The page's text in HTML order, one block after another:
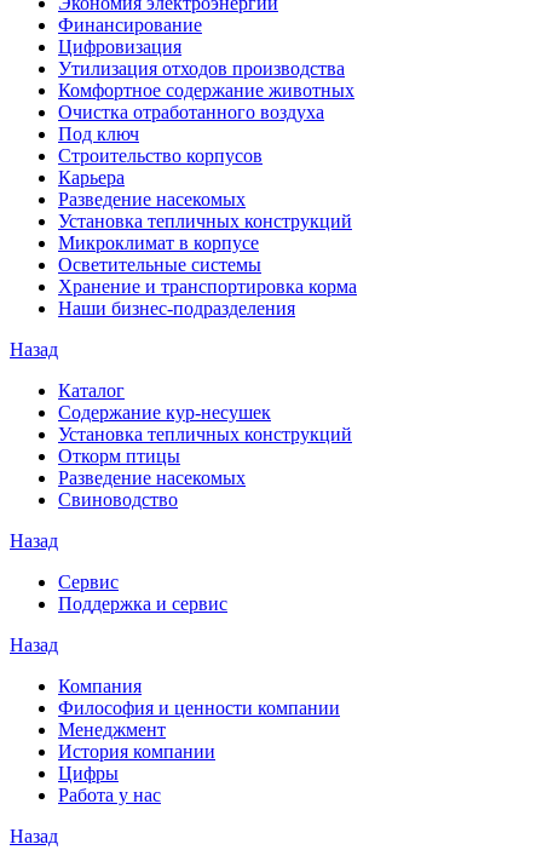
Финансирование
Цифровизация
Утилизация отходов производства
Комфортное содержание животных
Очистка отработанного воздуха
Под ключ
Строительство корпусов
Карьера
Разведение насекомых
Установка тепличных конструкций
Микроклимат в корпусе
Осветительные системы
Хранение и транспортировка корма
Наши бизнес-подразделения
Назад
Каталог
Содержание кур-несушек
Установка тепличных конструкций
Откорм птицы
Разведение насекомых
Свиноводство
Назад
Сервис
Поддержка и сервис
Назад
Компания
Философия и ценности компании
Менеджмент
История компании
Цифры
Работа у нас
Назад